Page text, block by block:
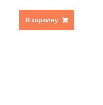
В корзину